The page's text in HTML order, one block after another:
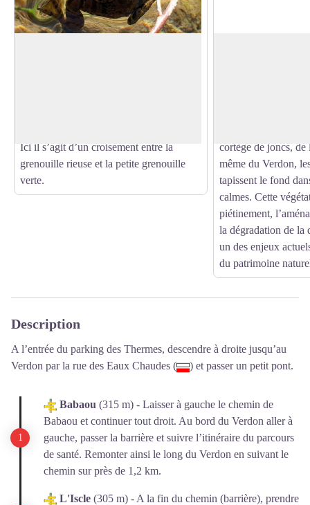
Ici il s’agit d’un croisement entre la
grenouille rieuse et la petite grenouille
verte.
cortège de joncs,
même du Verdon,
tapissent le fond
calmes. Cette
piétinement,
la dégradation de la
un des enjeux
du patrimoine
Description
A l’entrée du parking des Thermes, descendre à droite jusqu’au
Verdon par la rue des Eaux Chaudes (
) et passer un petit pont.
Babaou (315 m) - Laisser à gauche le chemin de
Babaou et continuer tout droit. Au bord du Verdon aller à
gauche, passer la barrière et suivre l’itinéraire du parcours
de santé. Remonter ainsi le long du Verdon en suivant le
chemin sur près de 1,2 km.
L'Iscle (305 m) - A la fin du chemin (barrière), prendre